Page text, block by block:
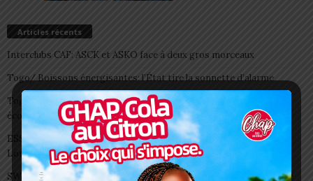
Articles récents
Interclubs CAF: ASCK et ASKO face à deux gros morceaux
Togo/ Boissons énergisantes: l’État tire la sonnette d’alarme
Togo/ Rentrée scolaire 2026-2027: consultez la liste officielle des
écoles autorisées
ESSAL 2026 : les admissibles convoqués pour la visite médicale à
Lomé
SWEDD+ Togo / ECOLE DE LA CHANCE : les maitres-artisans se